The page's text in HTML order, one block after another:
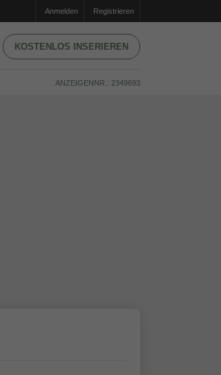
Anmelden Registrieren
KOSTENLOS INSERIEREN
ANZEIGENNR.: 2349693